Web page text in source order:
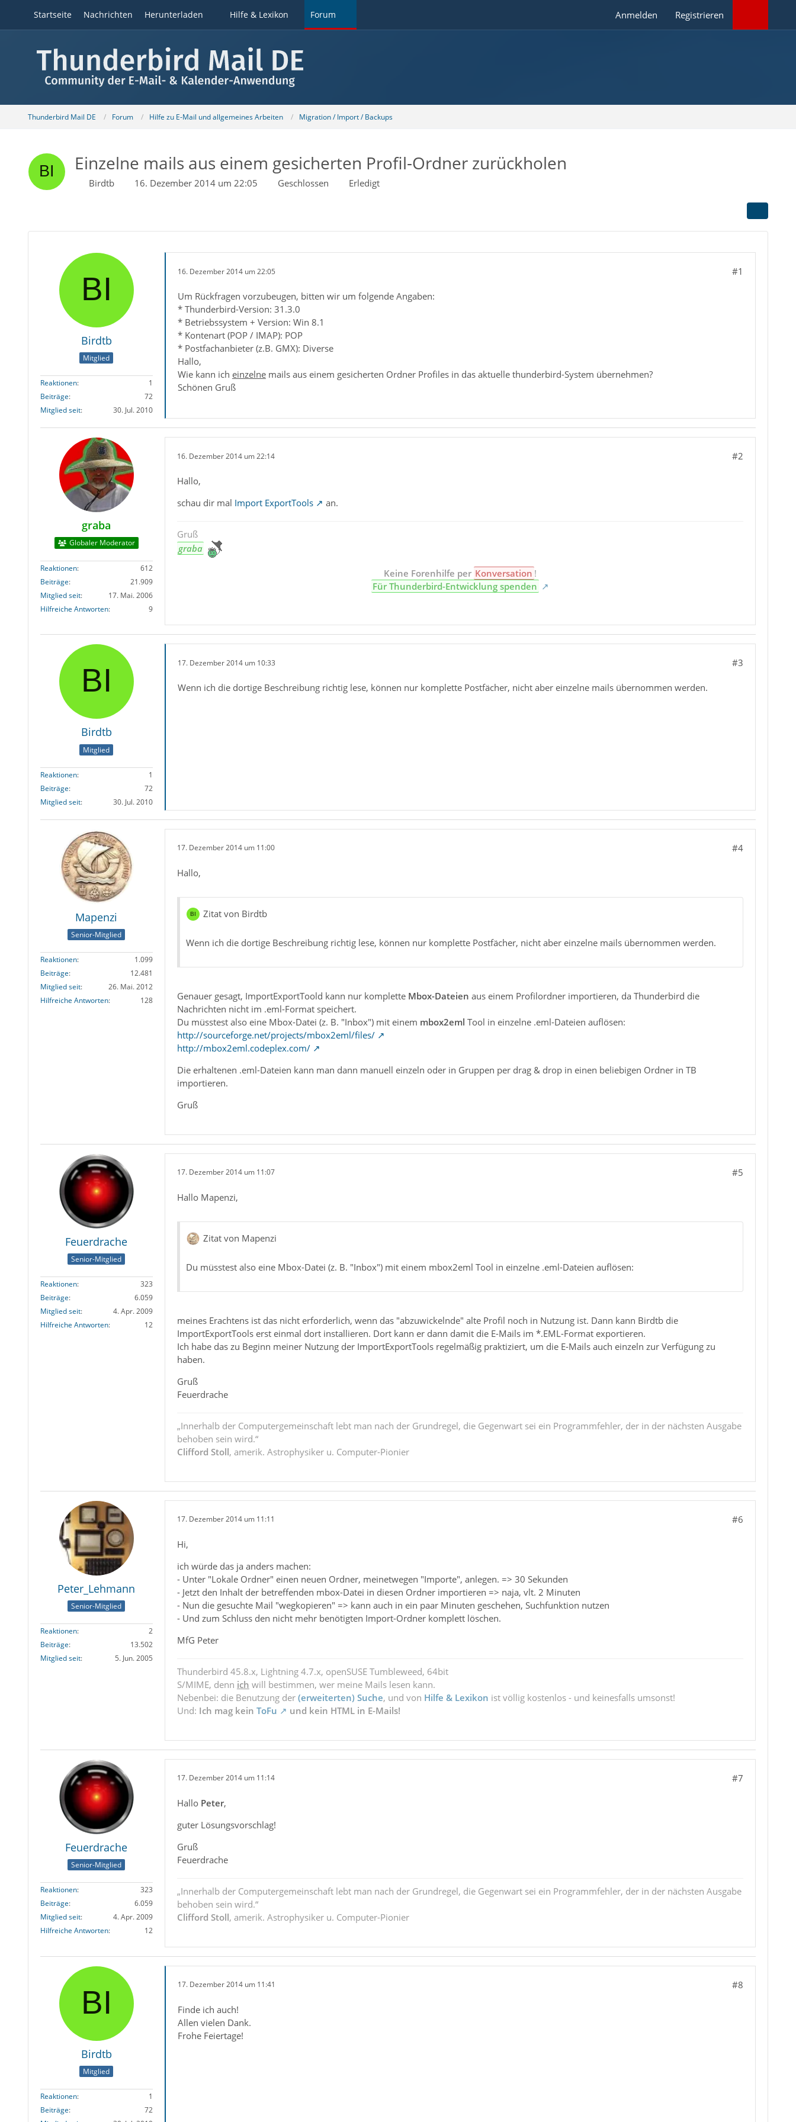
Startseite Nachrichten Herunterladen Hilfe & Lexikon Forum Anmelden Registrieren
Thunderbird Mail DE Forum Hilfe zu E-Mail und allgemeines Arbeiten Migration / Import / Backups
Einzelne mails aus einem gesicherten Profil-Ordner zurückholen
Birdtb 16. Dezember 2014 um 22:05 Geschlossen Erledigt
Birdtb
Mitglied
Reaktionen
1
Beiträge
72
Mitglied seit
30. Jul. 2010
16. Dezember 2014 um 22:05 #1
Um Rückfragen vorzubeugen, bitten wir um folgende Angaben:
* Thunderbird-Version: 31.3.0
* Betriebssystem + Version: Win 8.1
* Kontenart (POP / IMAP): POP
* Postfachanbieter (z.B. GMX): Diverse
Hallo,
Wie kann ich einzelnemails aus einem gesicherten Ordner Profiles in das aktuelle thunderbird-System übernehmen?
Schönen Gruß
graba
Globaler Moderator
Reaktionen
612
Beiträge
21.909
Mitglied seit
17. Mai. 2006
Hilfreiche Antworten
9
16. Dezember 2014 um 22:14 #2
Hallo,
schau dir mal Import ExportTools an.
Gruß
graba
Keine Forenhilfe per Konversation !
Für Thunderbird-Entwicklung spenden
Birdtb
Mitglied
Reaktionen
1
Beiträge
72
Mitglied seit
30. Jul. 2010
17. Dezember 2014 um 10:33 #3
Wenn ich die dortige Beschreibung richtig lese, können nur komplette Postfächer, nicht aber einzelne mails übernommen werden.
Mapenzi
Senior-Mitglied
Reaktionen
1.099
Beiträge
12.481
Mitglied seit
26. Mai. 2012
Hilfreiche Antworten
128
17. Dezember 2014 um 11:00 #4
Hallo,
Zitat von Birdtb
Wenn ich die dortige Beschreibung richtig lese, können nur komplette Postfächer, nicht aber einzelne mails übernommen werden.
Genauer gesagt, ImportExportToold kann nur komplette Mbox-Dateien aus einem Profilordner importieren, da Thunderbird die
Nachrichten nicht im .eml-Format speichert.
Du müsstest also eine Mbox-Datei (z. B. "Inbox") mit einem mbox2eml Tool in einzelne .eml-Dateien auflösen:
http://sourceforge.net/projects/mbox2eml/files/
http://mbox2eml.codeplex.com/
Die erhaltenen .eml-Dateien kann man dann manuell einzeln oder in Gruppen per drag & drop in einen beliebigen Ordner in TB
importieren.
Gruß
Feuerdrache
Senior-Mitglied
Reaktionen
323
Beiträge
6.059
Mitglied seit
4. Apr. 2009
Hilfreiche Antworten
12
17. Dezember 2014 um 11:07 #5
Hallo Mapenzi,
Zitat von Mapenzi
Du müsstest also eine Mbox-Datei (z. B. "Inbox") mit einem mbox2eml Tool in einzelne .eml-Dateien auflösen:
meines Erachtens ist das nicht erforderlich, wenn das "abzuwickelnde" alte Profil noch in Nutzung ist. Dann kann Birdtb die
ImportExportTools erst einmal dort installieren. Dort kann er dann damit die E-Mails im *.EML-Format exportieren.
Ich habe das zu Beginn meiner Nutzung der ImportExportTools regelmäßig praktiziert, um die E-Mails auch einzeln zur Verfügung zu
haben.
Gruß
Feuerdrache
„Innerhalb der Computergemeinschaft lebt man nach der Grundregel, die Gegenwart sei ein Programmfehler, der in der nächsten Ausgabe
behoben sein wird.“
Clifford Stoll, amerik. Astrophysiker u. Computer-Pionier
Peter_Lehmann
Senior-Mitglied
Reaktionen
2
Beiträge
13.502
Mitglied seit
5. Jun. 2005
17. Dezember 2014 um 11:11 #6
Hi,
ich würde das ja anders machen:
- Unter "Lokale Ordner" einen neuen Ordner, meinetwegen "Importe", anlegen. => 30 Sekunden
- Jetzt den Inhalt der betreffenden mbox-Datei in diesen Ordner importieren => naja, vlt. 2 Minuten
- Nun die gesuchte Mail "wegkopieren" => kann auch in ein paar Minuten geschehen, Suchfunktion nutzen
- Und zum Schluss den nicht mehr benötigten Import-Ordner komplett löschen.
MfG Peter
Thunderbird 45.8.x, Lightning 4.7.x, openSUSE Tumbleweed, 64bit
S/MIME, denn ich will bestimmen, wer meine Mails lesen kann.
Nebenbei: die Benutzung der (erweiterten) Suche, und von Hilfe & Lexikon ist völlig kostenlos - und keinesfalls umsonst!
Und: Ich mag kein ToFu und kein HTML in E-Mails!
Feuerdrache
Senior-Mitglied
Reaktionen
323
Beiträge
6.059
Mitglied seit
4. Apr. 2009
Hilfreiche Antworten
12
17. Dezember 2014 um 11:14 #7
Hallo Peter,
guter Lösungsvorschlag!
Gruß
Feuerdrache
„Innerhalb der Computergemeinschaft lebt man nach der Grundregel, die Gegenwart sei ein Programmfehler, der in der nächsten Ausgabe
behoben sein wird.“
Clifford Stoll, amerik. Astrophysiker u. Computer-Pionier
Birdtb
Mitglied
Reaktionen
1
Beiträge
72
17. Dezember 2014 um 11:41 #8
Finde ich auch!
Allen vielen Dank.
Frohe Feiertage!